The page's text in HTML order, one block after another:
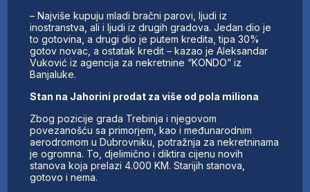
– Najviše kupuju mladi bračni parovi, ljudi iz
inostranstva, ali i ljudi iz drugih gradova. Jedan dio je
to gotovina, a drugi dio je putem kredita, tipa 30%
gotov novac, a ostatak kredit – kazao je Aleksandar
Vuković iz agencija za nekretnine “KONDO” iz
Banjaluke.
Stan na Jahorini prodat za više od pola miliona
Zbog pozicije grada Trebinja i njegovom
povezanošću sa primorjem, kao i međunarodnim
aerodromom u Dubrovniku, potražnja za nekretninama
je ogromna. To, djelimično i diktira cijenu novih
stanova koja prelazi 4.000 KM. Starijih stanova,
gotovo i nema.